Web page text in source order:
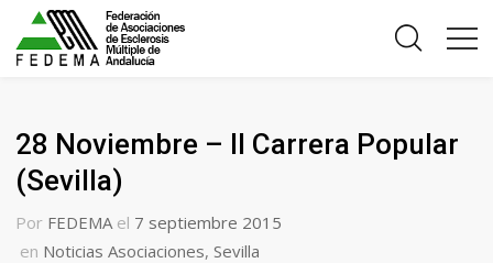
28 Noviembre – II Carrera Popular
(Sevilla)
Por FEDEMA el 7 septiembre 2015
en Noticias Asociaciones,Sevilla